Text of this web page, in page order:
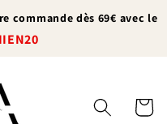
commande dès 69€ avec le
Panier